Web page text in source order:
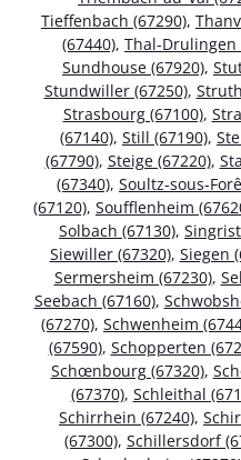
Tieffenbach (67290),
(67440), Thal-Drulingen
Sundhouse (67920),
Stundwiller (67250),
Strasbourg (67100),
(67140), Still (67190),
(67790), Steige (67220),
(67340), Soultz-sous-
(67120), Soufflenheim
Solbach (67130),
Siewiller (67320), Siegen
Sermersheim (67230),
Seebach (67160),
(67270), Schwenheim
(67590), Schopperten
Schœnbourg (67320),
(67370), Schleithal
Schirrhein (67240),
(67300), Schillersdorf